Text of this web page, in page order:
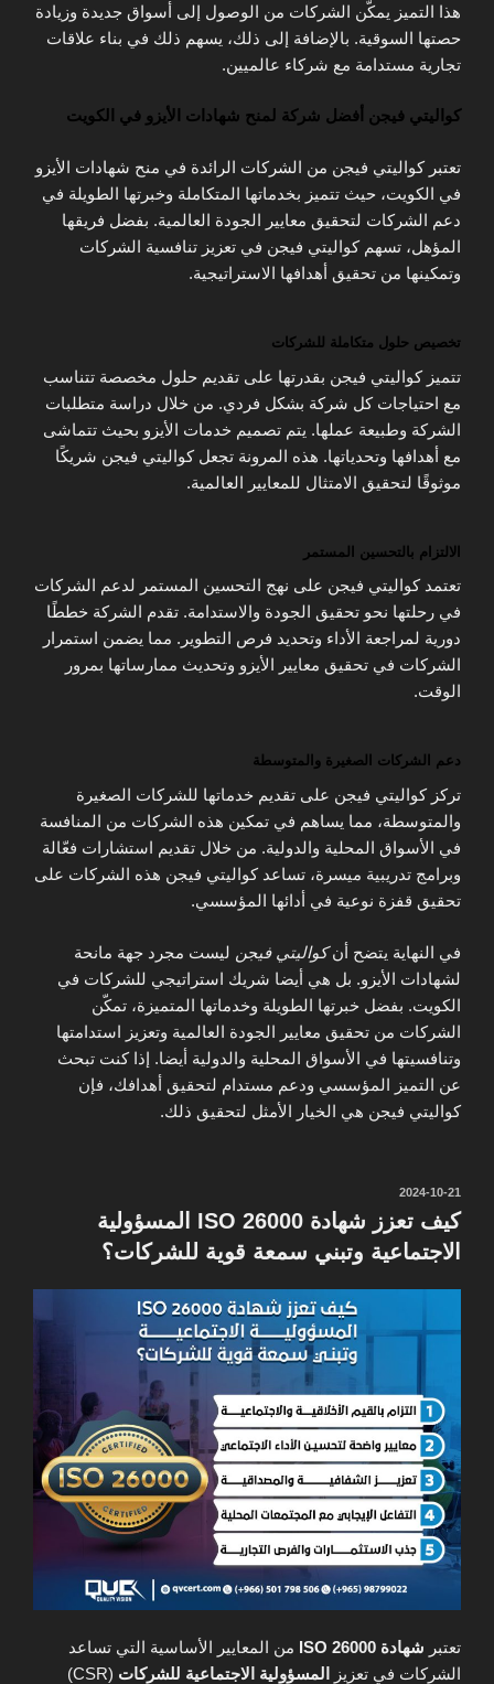
هذا التميز يمكّن الشركات من الوصول إلى أسواق جديدة وزيادة
حصتها السوقية. بالإضافة إلى ذلك، يسهم ذلك في بناء علاقات
تجارية مستدامة مع شركاء عالميين.
كواليتي فيجن أفضل شركة لمنح شهادات الأيزو في الكويت
تعتبر كواليتي فيجن من الشركات الرائدة في منح شهادات الأيزو
في الكويت، حيث تتميز بخدماتها المتكاملة وخبرتها الطويلة في
دعم الشركات لتحقيق معايير الجودة العالمية. بفضل فريقها
المؤهل، تسهم كواليتي فيجن في تعزيز تنافسية الشركات
وتمكينها من تحقيق أهدافها الاستراتيجية.
تخصيص حلول متكاملة للشركات
تتميز كواليتي فيجن بقدرتها على تقديم حلول مخصصة تتناسب
مع احتياجات كل شركة بشكل فردي. من خلال دراسة متطلبات
الشركة وطبيعة عملها. يتم تصميم خدمات الأيزو بحيث تتماشى
مع أهدافها وتحدياتها. هذه المرونة تجعل كواليتي فيجن شريكًا
موثوقًا لتحقيق الامتثال للمعايير العالمية.
الالتزام بالتحسين المستمر
تعتمد كواليتي فيجن على نهج التحسين المستمر لدعم الشركات
في رحلتها نحو تحقيق الجودة والاستدامة. تقدم الشركة خططًا
دورية لمراجعة الأداء وتحديد فرص التطوير. مما يضمن استمرار
الشركات في تحقيق معايير الأيزو وتحديث ممارساتها بمرور
الوقت.
دعم الشركات الصغيرة والمتوسطة
تركز كواليتي فيجن على تقديم خدماتها للشركات الصغيرة
والمتوسطة، مما يساهم في تمكين هذه الشركات من المنافسة
في الأسواق المحلية والدولية. من خلال تقديم استشارات فعّالة
وبرامج تدريبية ميسرة، تساعد كواليتي فيجن هذه الشركات على
تحقيق قفزة نوعية في أدائها المؤسسي.
في النهاية يتضح أنكواليتي فيجن ليست مجرد جهة مانحة
لشهادات الأيزو. بل هي أيضا شريك استراتيجي للشركات في
الكويت. بفضل خبرتها الطويلة وخدماتها المتميزة، تمكّن
الشركات من تحقيق معايير الجودة العالمية وتعزيز استدامتها
وتنافسيتها في الأسواق المحلية والدولية أيضا. إذا كنت تبحث
عن التميز المؤسسي ودعم مستدام لتحقيق أهدافك، فإن
كواليتي فيجن هي الخيار الأمثل لتحقيق ذلك.
نُشر
في
2024-10-21
كيف تعزز شهادة ISO 26000 المسؤولية
الاجتماعية وتبني سمعة قوية للشركات؟
تعتبر شهادة ISO 26000
من المعايير الأساسية التي تساعد
الشركات في تعزيز
المسؤولية الاجتماعية للشركات
(CSR)